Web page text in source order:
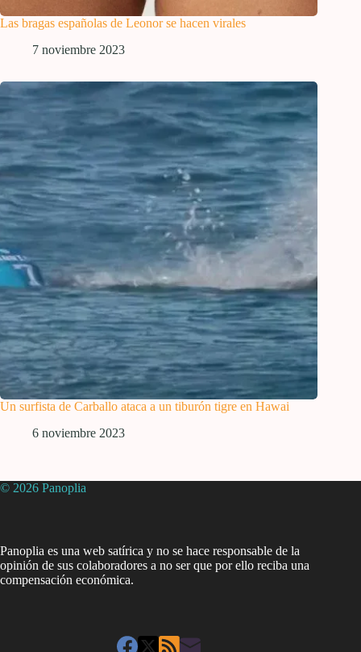
Las bragas españolas de Leonor se hacen virales
7 noviembre 2023
Un surfista de Carballo ataca a un tiburón tigre en Hawai
6 noviembre 2023
© 2026 Panoplia
Panoplia es una web satírica y no se hace responsable de la
opinión de sus colaboradores a no ser que por ello reciba una
compensación económica.